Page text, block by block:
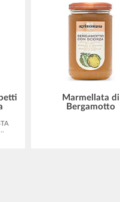
Marmellata di
Bergamotto